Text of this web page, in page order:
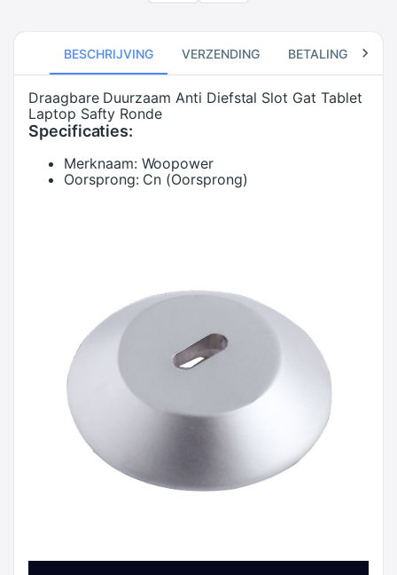
BESCHRIJVING VERZENDING BETALING
Draagbare Duurzaam Anti Diefstal Slot Gat Tablet
Laptop Safty Ronde
Specificaties:
Merknaam: Woopower
Oorsprong: Cn (Oorsprong)